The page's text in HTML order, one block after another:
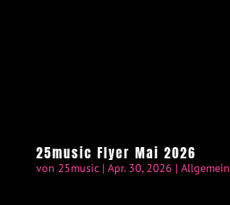
25music Flyer Mai 2026
von 25music| Apr. 30, 2026 | Allgemein